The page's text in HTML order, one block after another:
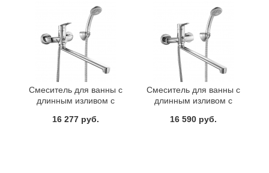
Смеситель для ванны с
длинным изливом с
Don Milardo DONSBLCM10
16 277 руб.
Смеситель для ванны с
длинным изливом с
Enisey Milardo ENISBLCM10
16 590 руб.